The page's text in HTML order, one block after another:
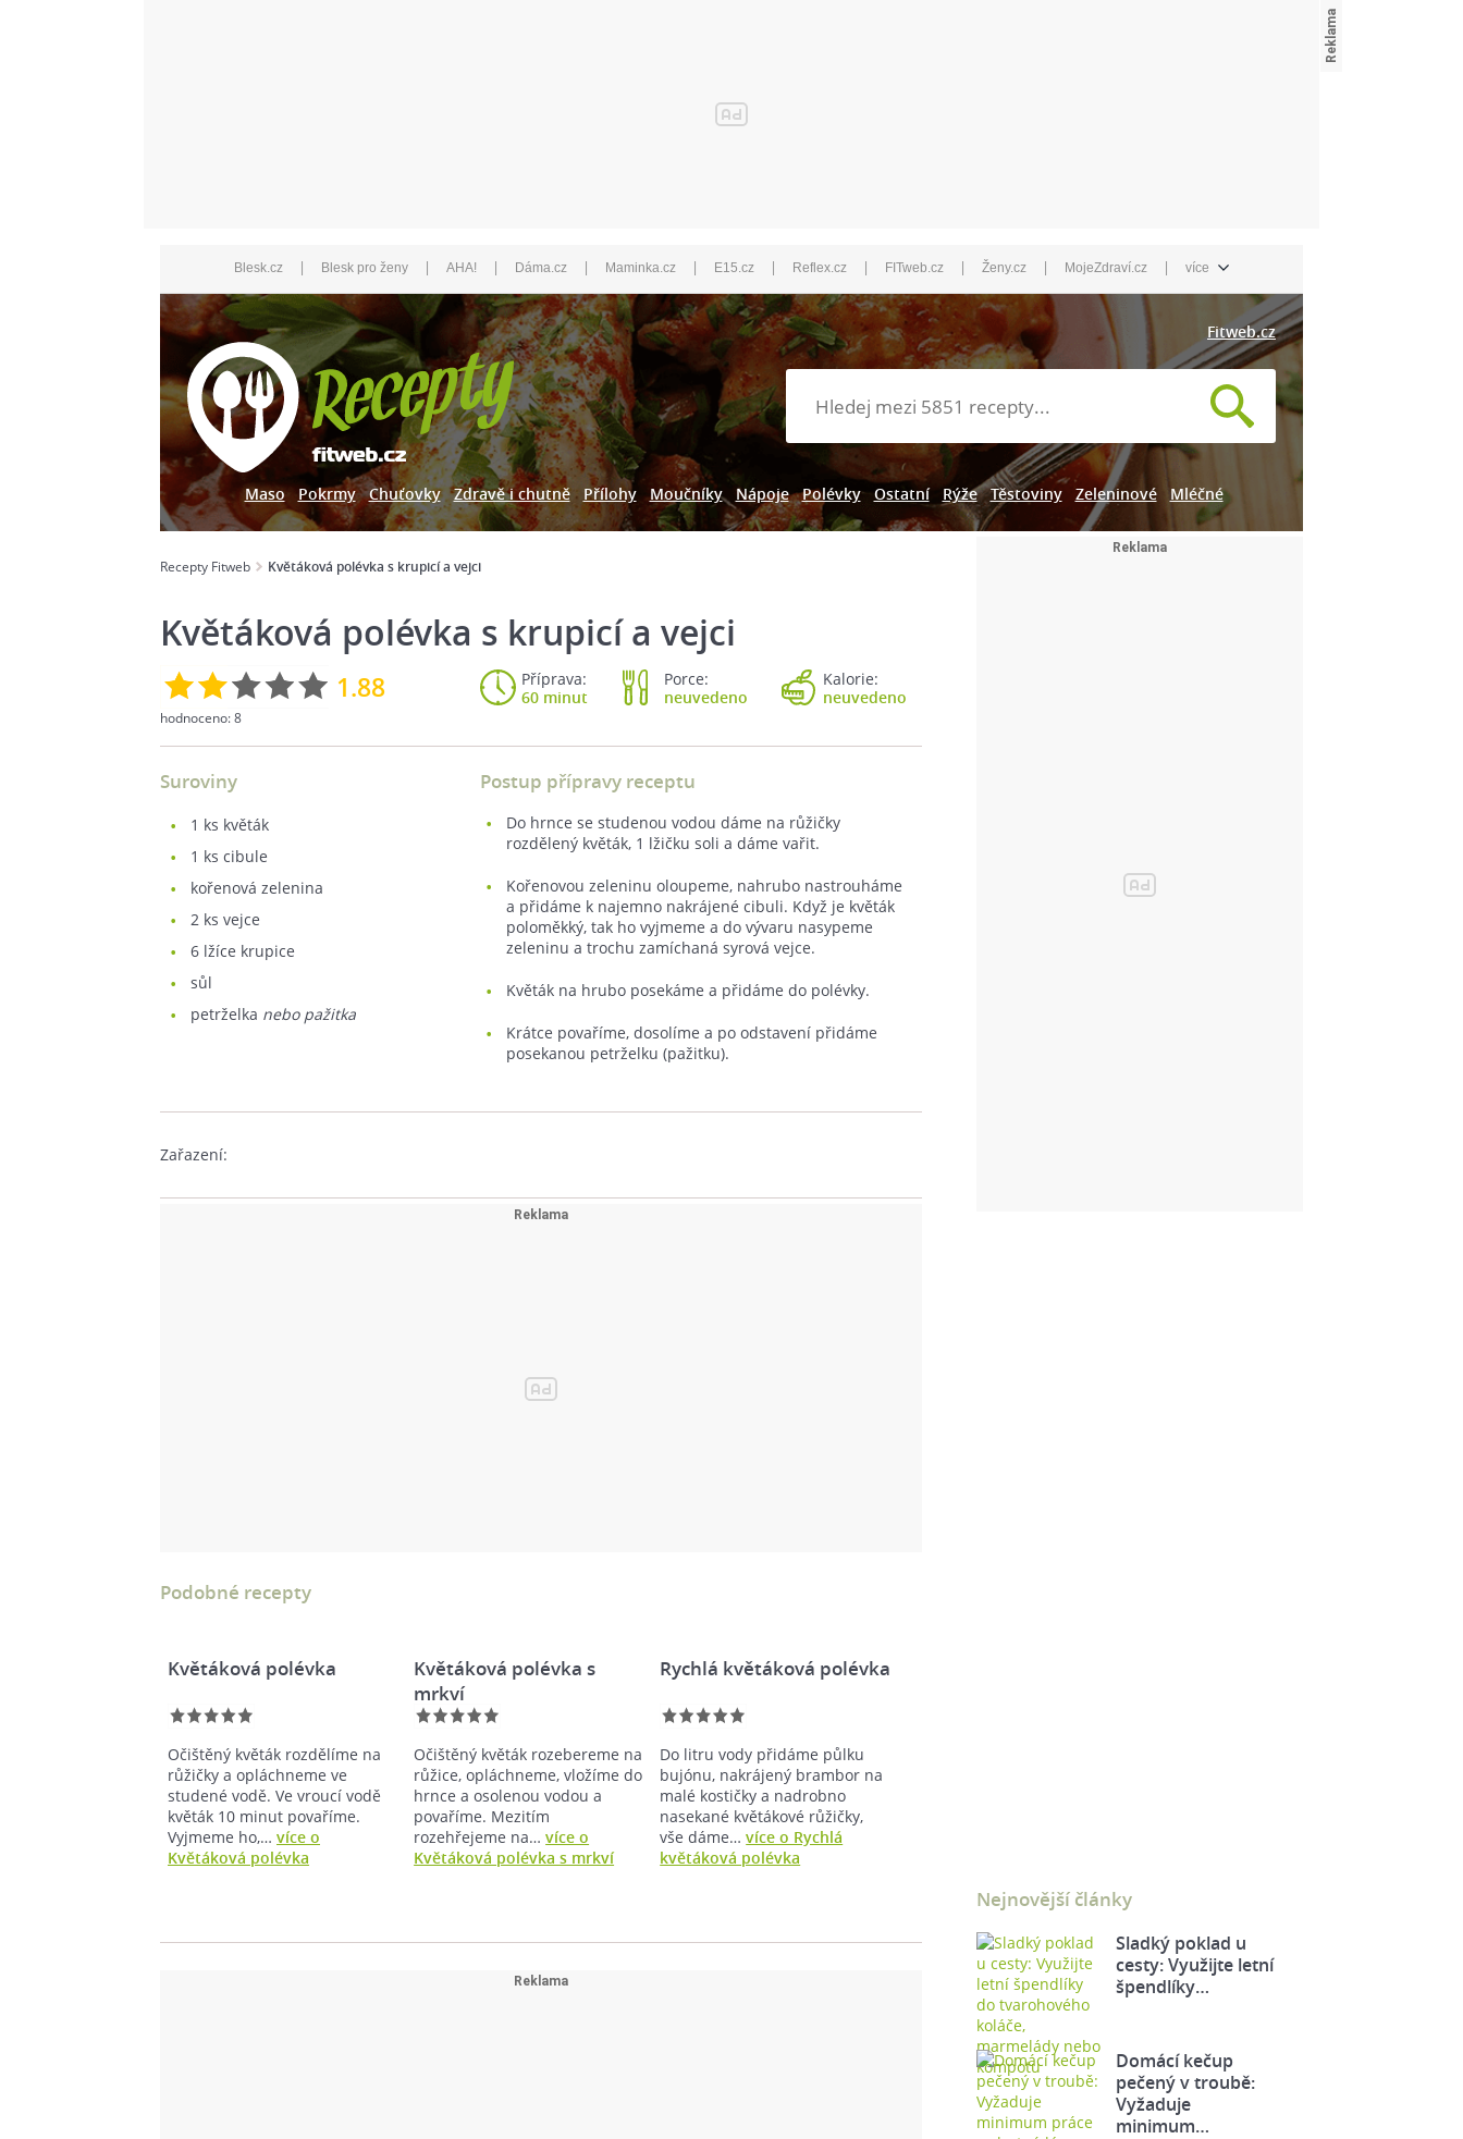
Blesk.cz | Blesk pro ženy | AHA! | Dáma.cz | Maminka.cz | E15.cz | Reflex.cz | FITweb.cz | Ženy.cz | MojeZdraví.cz | více
Fitweb.cz
Maso Pokrmy Chuťovky Zdravě i chutně Přílohy Moučníky Nápoje Polévky Ostatní Rýže Těstoviny Zeleninové Mléčné
Recepty Fitweb Květáková polévka s krupicí a vejci
Květáková polévka s krupicí a vejci
1.88
hodnoceno:8
Příprava:
60 minut
Porce:
neuvedeno
Kalorie:
neuvedeno
Suroviny
1 ks květák
1 ks cibule
kořenová zelenina
2 ks vejce
6 lžíce krupice
sůl
petrželka nebo pažitka
Postup přípravy receptu
Do hrnce se studenou vodou dáme na růžičky
rozdělený květák, 1 lžičku soli a dáme vařit.
Kořenovou zeleninu oloupeme, nahrubo nastrouháme
a přidáme k najemno nakrájené cibuli. Když je květák
poloměkký, tak ho vyjmeme a do vývaru nasypeme
zeleninu a trochu zamíchaná syrová vejce.
Květák na hrubo posekáme a přidáme do polévky.
Krátce povaříme, dosolíme a po odstavení přidáme
posekanou petrželku (pažitku).
Zařazení:
Podobné recepty
Květáková polévka
Očištěný květák rozdělíme na
růžičky a opláchneme ve
studené vodě. Ve vroucí vodě
květák 10 minut povaříme.
Vyjmeme ho,… více o
Květáková polévka
Květáková polévka s
mrkví
Očištěný květák rozebereme na
růžice, opláchneme, vložíme do
hrnce a osolenou vodou a
povaříme. Mezitím
rozehřejeme na…více o
Květáková polévka s mrkví
Rychlá květáková polévka
Do litru vody přidáme půlku
bujónu, nakrájený brambor na
malé kostičky a nadrobno
nasekané květákové růžičky,
vše dáme…více o Rychlá
květáková polévka
Nejnovější články
Sladký poklad u
cesty: Využijte letní
špendlíky…
Domácí kečup
pečený v troubě:
Vyžaduje
minimum…